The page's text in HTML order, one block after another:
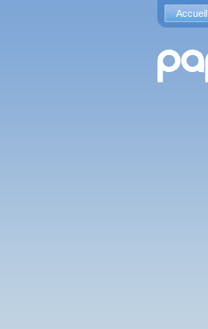
Accueil